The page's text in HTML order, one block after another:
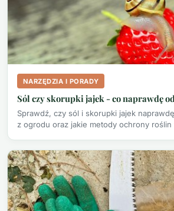
NARZĘDZIA I PORADY
Sól czy skorupki jajek - co naprawdę
Sprawdź, czy sól i skorupki jajek
z ogrodu oraz jakie metody ochrony